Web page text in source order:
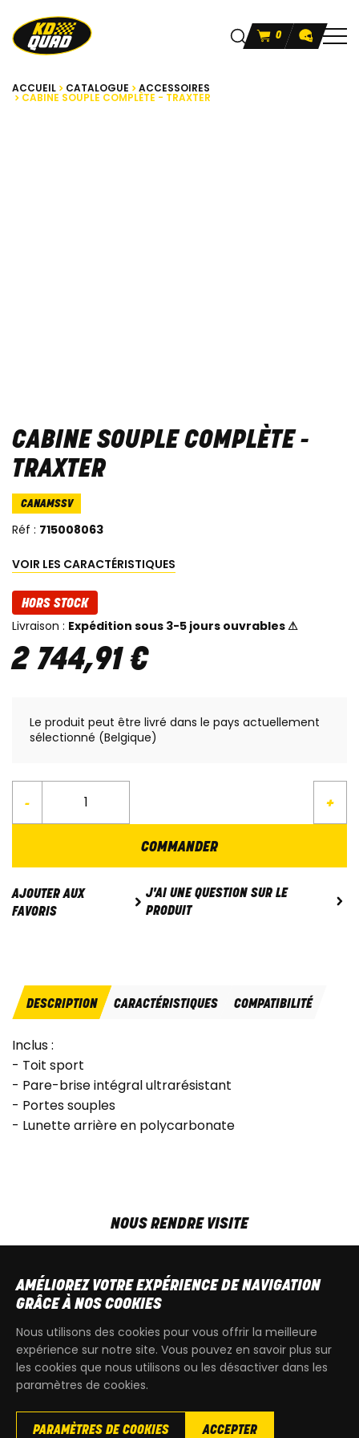
0
ACCUEIL CATALOGUE ACCESSOIRES
CABINE SOUPLE COMPLÈTE - TRAXTER
CABINE SOUPLE COMPLÈTE -
TRAXTER
CANAMSSV
Réf : 715008063
VOIR LES CARACTÉRISTIQUES
HORS STOCK
Livraison : Expédition sous 3-5 jours ouvrables ⚠
2 744,91€
Le produit peut être livré dans le pays actuellement
sélectionné (Belgique)
- +
COMMANDER
AJOUTER AUX
FAVORIS
J'AI UNE QUESTION SUR LE
PRODUIT
DESCRIPTION CARACTÉRISTIQUES COMPATIBILITÉ
Inclus :
- Toit sport
- Pare-brise intégral ultrarésistant
- Portes souples
- Lunette arrière en polycarbonate
NOUS RENDRE VISITE
SAM9h00 - 13h30
T+32 64 700 970
AMÉLIOREZ VOTRE EXPÉRIENCE DE NAVIGATION
GRÂCE À NOS COOKIES
Nous utilisons des cookies pour vous offrir la meilleure
expérience sur notre site. Vous pouvez en savoir plus sur
les cookies que nous utilisons ou les désactiver dans les
paramètres de cookies.
PARAMÈTRES DE COOKIES ACCEPTER